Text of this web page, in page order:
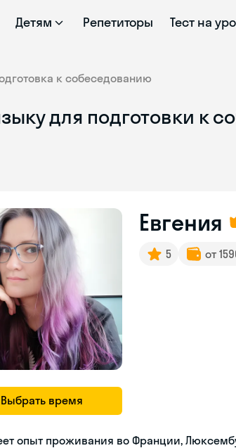
Детям Репетиторы Тест на
к собеседованию
для подготовки к
Выбрать время
Евгения
5 от
опыт проживания во Франции,